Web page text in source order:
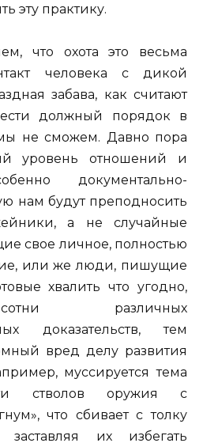
эту практику.
что охота это весьма
человека с дикой
забава, как считают
должный порядок в
мы не сможем. Давно пора
уровень отношений и
документально-
нам будут преподносить
а не случайные
свое личное, полностью
или же люди, пишущие
хвалить что угодно,
различных
доказательств, тем
вред делу развития
муссируется тема
стволов оружия с
что сбивает с толку
заставляя их избегать